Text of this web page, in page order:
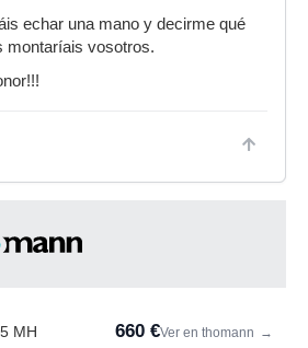
echar una mano y decirme qué
montaríais vosotros.
MH 660 €Ver en thomann →